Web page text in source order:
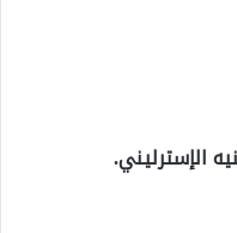
الإسترليني.